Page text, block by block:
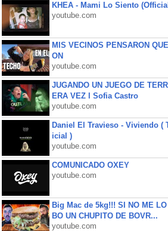
KHEA - Mami Lo Siento
youtube.com
MIS VECINOS PENSARON
ON
youtube.com
JUGANDO UN JUEGO DE
ERA VEZ l Sofia Castro
youtube.com
Daniel El Travieso - Viviendo (
icial )
youtube.com
COMUNICADO OXEY
youtube.com
Big Mac de 5kg!!! SI NO ME
BO UN CHUPITO DE BOVR...
youtube.com